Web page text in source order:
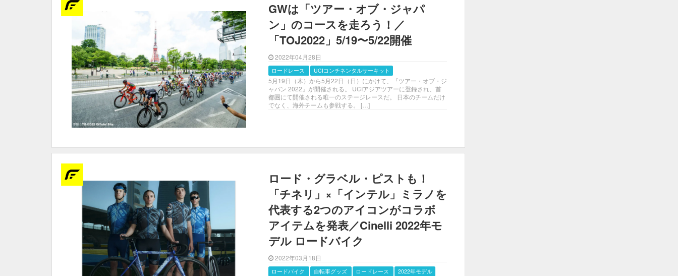
GWは「ツアー・オブ・ジャパ
ン」のコースを走ろう！／
「TOJ2022」5/19〜5/22開催
2022年04月28日
ロードレース UCIコンチネンタルサーキット
5月19日（木）から5月22日（日）にかけて、『ツアー・オブ・ジ
ャパン 2022』が開催される。 UCIアジアツアーに登録され、首
都圏にて開催される唯一のステージレースだ。 日本のチームだけ
でなく、海外チームも参戦する。 […]
ロード・グラベル・ピストも！
「チネリ」×「インテル」ミラノを
代表する2つのアイコンがコラボ
アイテムを発表／Cinelli 2022年モ
デル ロードバイク
2022年03月18日
ロードバイク 自転車グッズ ロードレース 2022年モデル